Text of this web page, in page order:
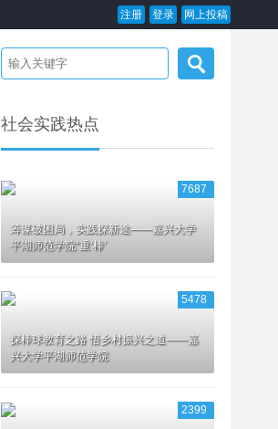
注册 登录 网上投稿
社会实践热点
7687
筹谋破困局，实践探新途——嘉兴大学
平湖师范学院“重‘棒’
5478
探棒球教育之路 悟乡村振兴之道——嘉
兴大学平湖师范学院
2399